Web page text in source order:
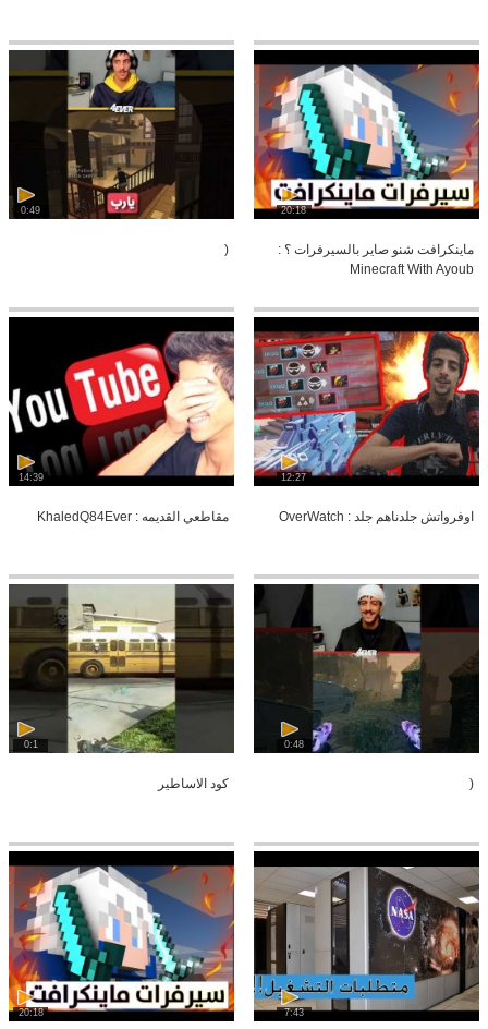
20:18
ماينكرافت شنو صاير بالسيرفرات ؟ :
Minecraft With Ayoub
0:49
(
12:27
اوفرواتش جلدناهم جلد : OverWatch
14:39
مقاطعي القديمه : KhaledQ84Ever
0:48
(
0:1
كود الاساطير
7:43
20:18